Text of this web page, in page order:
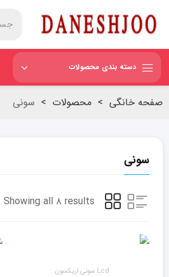
دسته بندی محصولات
صفحه خانگی > محصولات > سونی
سونی
Showing all ۸ results
Lcd سونی اریکسون